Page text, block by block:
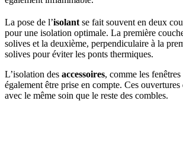
La pose de l’isolant se fait souvent en deux
pour une isolation optimale. La première
solives et la deuxième, perpendiculaire à la
solives pour éviter les ponts thermiques.
L’isolation des accessoires, comme les
également être prise en compte. Ces
avec le même soin que le reste des combles.